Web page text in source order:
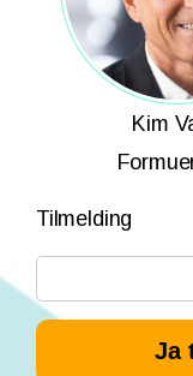
Kim
Tilmelding